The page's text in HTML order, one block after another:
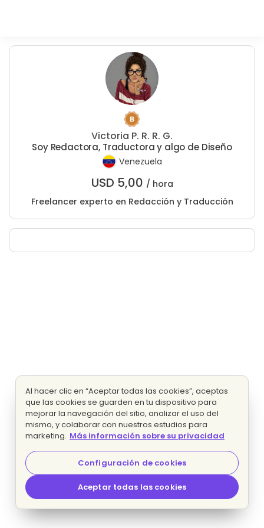
Victoria P. R. R. G.
Soy Redactora, Traductora y algo de Diseño
Venezuela
USD 5,00 / hora
Freelancer experto en Redacción y Traducción
Al hacer clic en “Aceptar todas las cookies”, aceptas
que las cookies se guarden en tu dispositivo para
mejorar la navegación del sitio, analizar el uso del
mismo, y colaborar con nuestros estudios para
marketing. Más información sobre su privacidad
Configuración de cookies
Aceptar todas las cookies